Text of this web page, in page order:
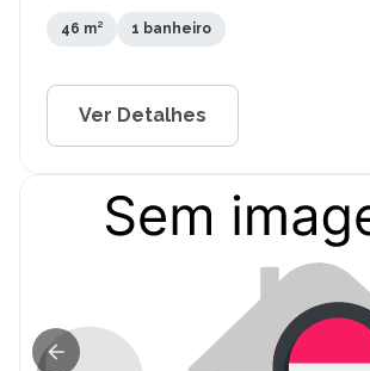
46 m² 1 banheiro
Ver Detalhes